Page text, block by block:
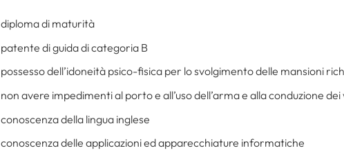
diploma di maturità
patente di guida di categoria B
possesso dell’idoneità psico-fisica per lo svolgimento delle mansioni
non avere impedimenti al porto e all’uso dell’arma e alla conduzione
conoscenza della lingua inglese
conoscenza delle applicazioni ed apparecchiature informatiche